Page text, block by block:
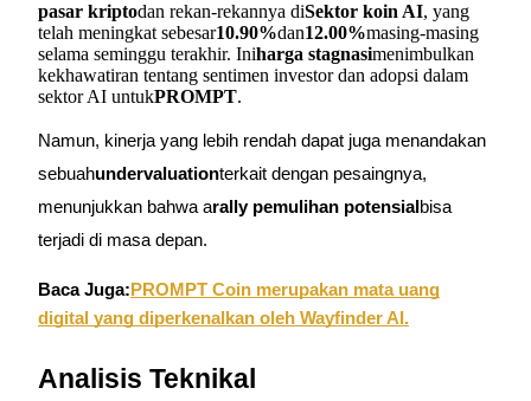
Babi Kekuatan
Dapatkan imbalan kompetitif setiap hari
Mempertaruhkan
pasar kriptodan rekan-rekannya diSektor koin AI, yang
telah meningkat sebesar10.90%dan12.00%masing-masing
selama seminggu terakhir. Iniharga stagnasimenimbulkan
kekhawatiran tentang sentimen investor dan adopsi dalam
sektor AI untukPROMPT.
Namun, kinerja yang lebih rendah dapat juga menandakan
sebuahundervaluationterkait dengan pesaingnya,
menunjukkan bahwa arally pemulihan potensial bisa
terjadi di masa depan.
Baca Juga: PROMPT Coin merupakan mata uang
digital yang diperkenalkan oleh Wayfinder AI.
Analisis Teknikal